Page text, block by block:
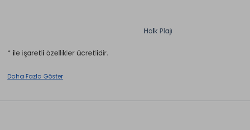
Çamaşırhane *
Halk Plajı
* ile işaretli özellikler ücretlidir.
Daha Fazla Göster